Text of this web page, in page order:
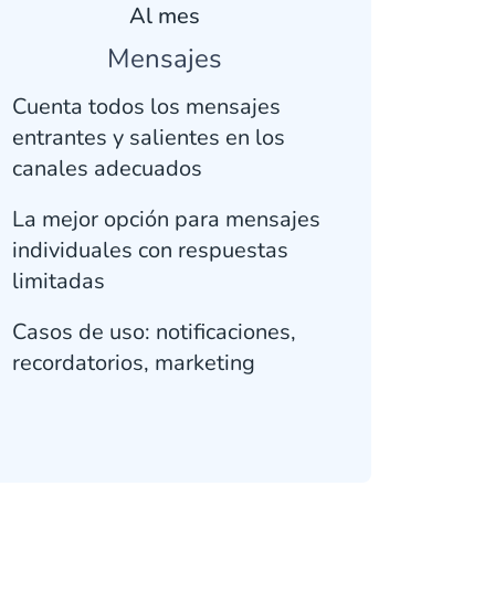
Al mes
Mensajes
Cuenta todos los mensajes
entrantes y salientes en los
canales adecuados
La mejor opción para mensajes
individuales con respuestas
limitadas
Casos de uso: notificaciones,
recordatorios, marketing